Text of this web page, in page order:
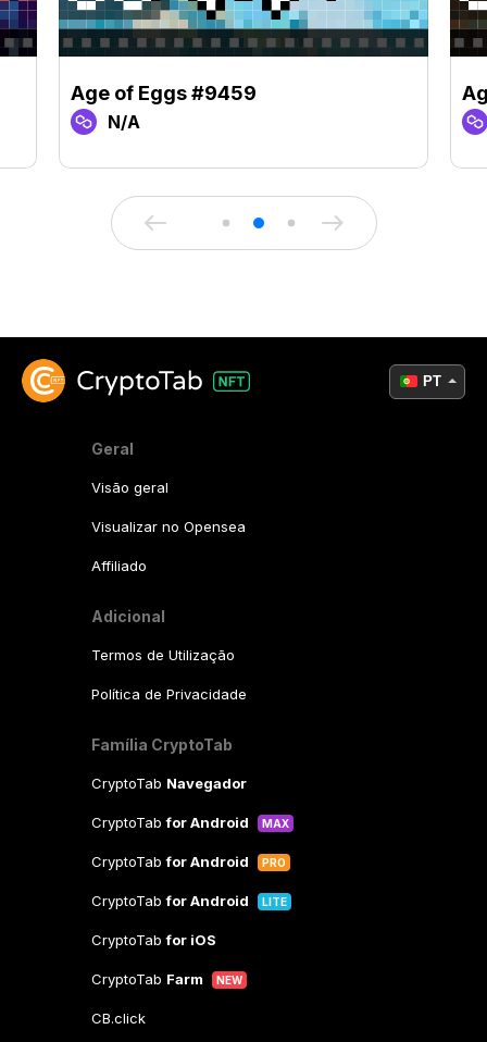
Age of Eggs #9459
N/A
Geral
Visão geral
Visualizar no Opensea
Affiliado
Adicional
Termos de Utilização
Política de Privacidade
Família CryptoTab
CryptoTab Navegador
CryptoTabfor Android MAX
CryptoTabfor Android PRO
CryptoTabfor Android LITE
CryptoTabfor iOS
CryptoTab Farm NEW
CB.click
PT